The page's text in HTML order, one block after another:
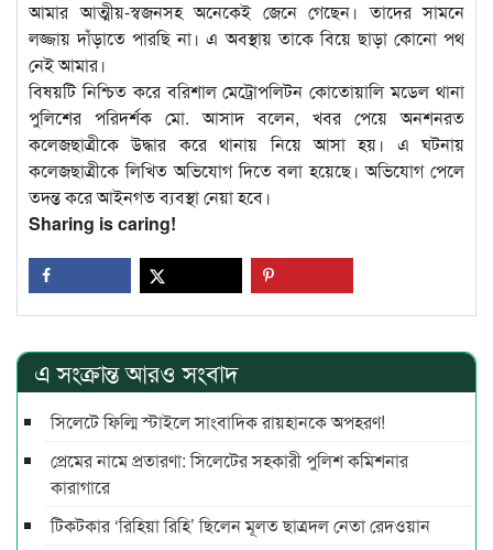
আমার আত্মীয়-স্বজনসহ অনেকেই জেনে গেছেন। তাদের সামনে
লজ্জায় দাঁড়াতে পারছি না। এ অবস্থায় তাকে বিয়ে ছাড়া কোনো পথ
নেই আমার।
বিষয়টি নিশ্চিত করে বরিশাল মেট্রোপলিটন কোতোয়ালি মডেল থানা
পুলিশের পরিদর্শক মো. আসাদ বলেন, খবর পেয়ে অনশনরত
কলেজছাত্রীকে উদ্ধার করে থানায় নিয়ে আসা হয়। এ ঘটনায়
কলেজছাত্রীকে লিখিত অভিযোগ দিতে বলা হয়েছে। অভিযোগ পেলে
তদন্ত করে আইনগত ব্যবস্থা নেয়া হবে।
Sharing is caring!
এ সংক্রান্ত আরও সংবাদ
সিলেটে ফিল্মি স্টাইলে সাংবাদিক রায়হানকে অপহরণ!
প্রেমের নামে প্রতারণা: সিলেটের সহকারী পুলিশ কমিশনার
কারাগারে
টিকটকার ‘রিহিয়া রিহি’ ছিলেন মূলত ছাত্রদল নেতা রেদওয়ান